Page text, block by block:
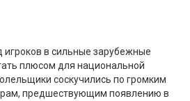
игроков в сильные зарубежные
плюсом для национальной
соскучились по громким
предшествующим появлению в